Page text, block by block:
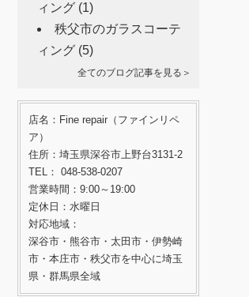
ィング (1)
秩父市のガラスコーテ
ィング (5)
全てのブログ記事を見る＞
店名：Fine repair（ファインリペ
ア）
住所：埼玉県深谷市上野台3131-2
TEL： 048-538-0207
営業時間：9:00～19:00
定休日：水曜日
対応地域：
深谷市・熊谷市・太田市・伊勢崎
市・本庄市・秩父市を中心に埼玉
県・群馬県全域